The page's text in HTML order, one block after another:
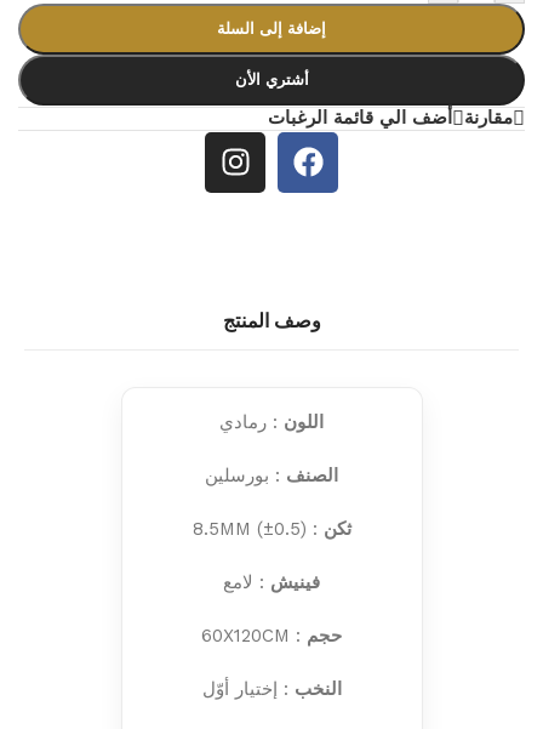
إضافة إلى السلة
أشتري الأن
مقارنة أضف الي قائمة الرغبات
وصف المنتج
اللون : رمادي
الصنف : بورسلين
ثكن : 8.5MM (±0.5)
فينيش : لامع
حجم : 60X120CM
النخب : إختيار أوّل